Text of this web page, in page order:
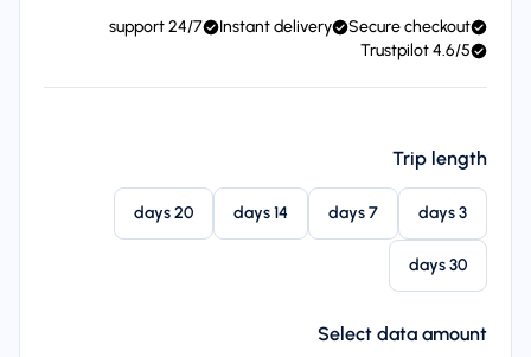
Secure checkout
Instant delivery
24/7 support
4.6/5 Trustpilot
Trip length
3 days
7 days
14 days
20 days
30 days
Select data amount